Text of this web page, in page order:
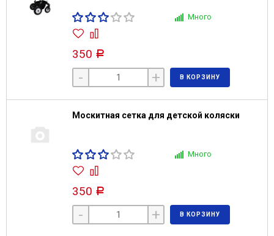
Много
350 Р
- + В КОРЗИНУ
Москитная сетка для детской коляски
Много
350 Р
- + В КОРЗИНУ